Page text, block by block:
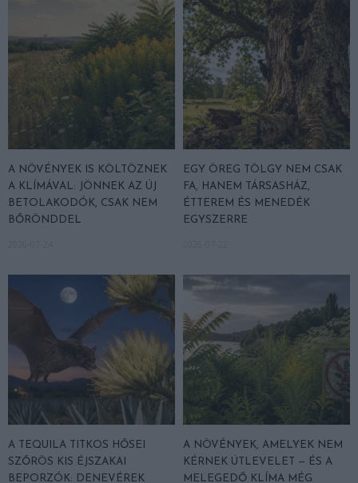
A NÖVÉNYEK IS KÖLTÖZNEK
A KLÍMÁVAL: JÖNNEK AZ ÚJ
BETOLAKODÓK, CSAK NEM
BŐRÖNDDEL
EGY ÖREG TÖLGY NEM CSAK
FA, HANEM TÁRSASHÁZ,
ÉTTEREM ÉS MENEDÉK
EGYSZERRE
A TEQUILA TITKOS HŐSEI
SZŐRÖS KIS ÉJSZAKAI
BEPORZÓK: DENEVÉREK
A NÖVÉNYEK, AMELYEK NEM
KÉRNEK ÚTLEVELET — ÉS A
MELEGEDŐ KLÍMA MÉG